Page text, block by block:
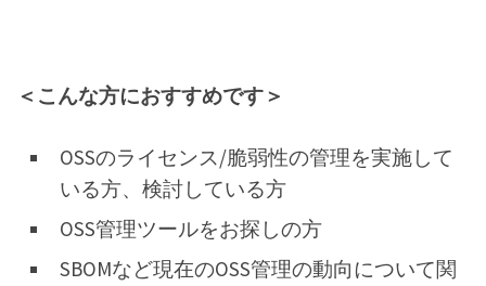
＜こんな方におすすめです＞
OSSのライセンス/脆弱性の管理を実施して
いる方、検討している方
OSS管理ツールをお探しの方
SBOMなど現在のOSS管理の動向について関